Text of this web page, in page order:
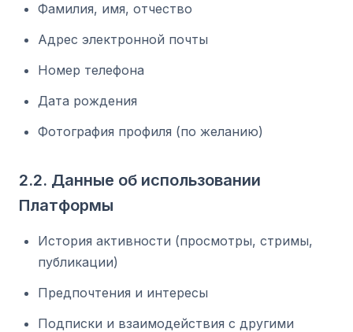
Фамилия, имя, отчество
Адрес электронной почты
Номер телефона
Дата рождения
Фотография профиля (по желанию)
2.2. Данные об использовании
Платформы
История активности (просмотры, стримы,
публикации)
Предпочтения и интересы
Подписки и взаимодействия с другими